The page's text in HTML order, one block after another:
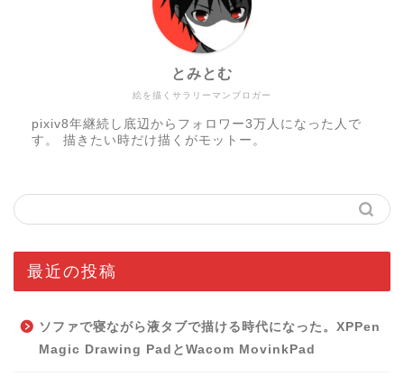
絵を描くサラリーマンブロガー
とみとむ
pixiv8年継続し底辺からフォロワー3万人になった人で
す。 描きたい時だけ描くがモットー。
最近の投稿
ソファで寝ながら液タブで描ける時代になった。XPPen
Magic Drawing PadとWacom MovinkPad